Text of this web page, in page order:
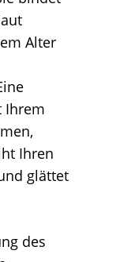
Alter
Ihrem
Ihren
glättet
des